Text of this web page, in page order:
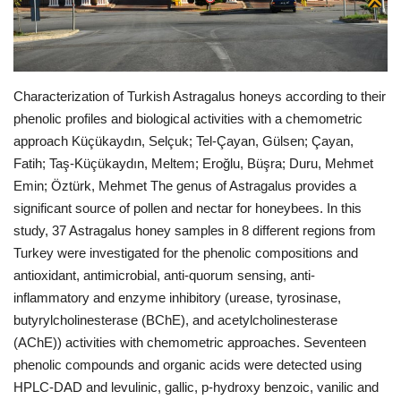
Yazılım Dilleri
Makaleler
Programlar
Yazılımlar
Bilgiler
Veritabanı
Characterization of Turkish Astragalus honeys according to their
phenolic profiles and biological activities with a chemometric
approach Küçükaydın, Selçuk; Tel-Çayan, Gülsen; Çayan,
Fatih; Taş-Küçükaydın, Meltem; Eroğlu, Büşra; Duru, Mehmet
Emin; Öztürk, Mehmet The genus of Astragalus provides a
significant source of pollen and nectar for honeybees. In this
study, 37 Astragalus honey samples in 8 different regions from
Turkey were investigated for the phenolic compositions and
antioxidant, antimicrobial, anti-quorum sensing, anti-
inflammatory and enzyme inhibitory (urease, tyrosinase,
butyrylcholinesterase (BChE), and acetylcholinesterase
(AChE)) activities with chemometric approaches. Seventeen
phenolic compounds and organic acids were detected using
HPLC-DAD and levulinic, gallic, p-hydroxy benzoic, vanilic and